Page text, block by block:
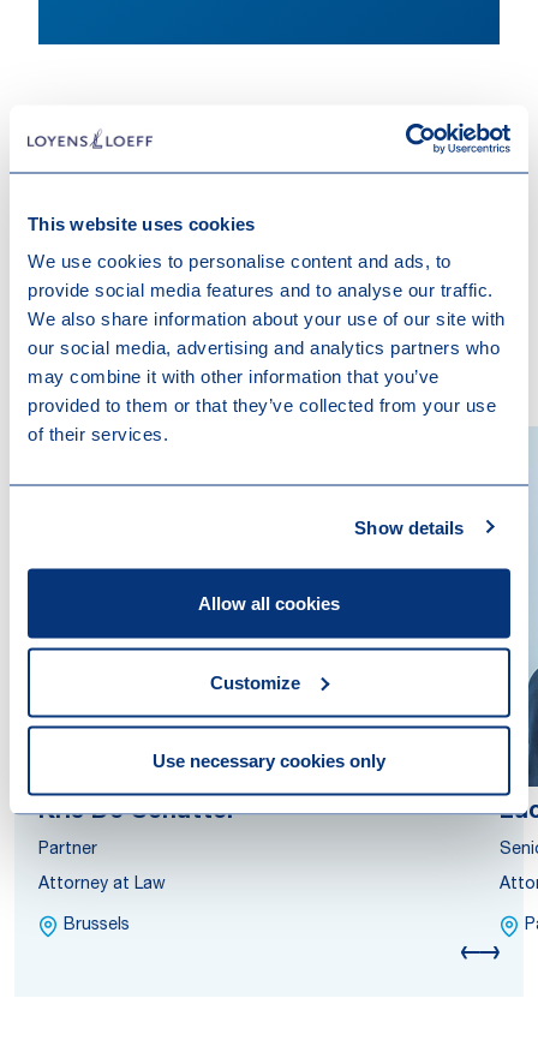
This website uses cookies
We use cookies to personalise content and ads, to
provide social media features and to analyse our traffic.
We also share information about your use of our site with
our social media, advertising and analytics partners who
may combine it with other information that you’ve
provided to them or that they’ve collected from your use
of their services.
Show details
Allow all cookies
Customize
Use necessary cookies only
Contact us
Kris De Schutter
Partner
Attorney at Law
Brussels